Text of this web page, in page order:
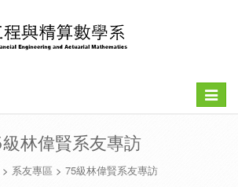
Toggle
林偉賢系友專訪
系友專區 > 75級林偉賢系友專訪